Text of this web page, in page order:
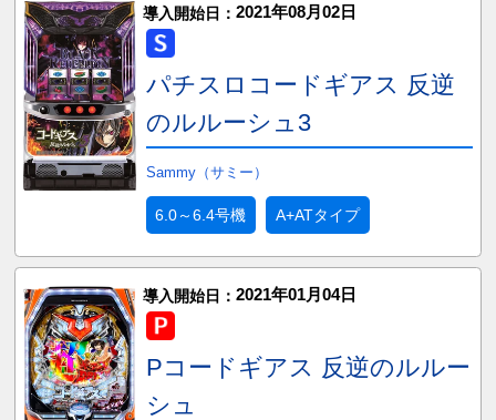
導入開始日： 2021年08月02日
パチスロコードギアス 反逆
のルルーシュ3
Sammy（サミー）
6.0～6.4号機 A+ATタイプ
導入開始日： 2021年01月04日
Pコードギアス 反逆のルルー
シュ